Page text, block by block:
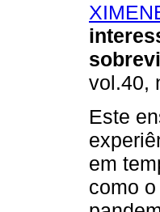
vol.40,
Este
em
como